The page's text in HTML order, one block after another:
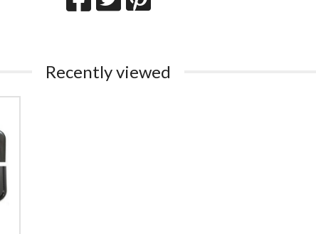
Recently viewed